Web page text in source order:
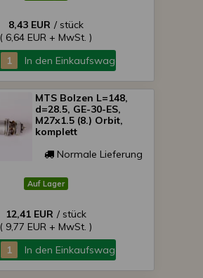
8,43 EUR / stück
( 6,64 EUR + MwSt. )
In den Einkaufswagen
MTS Bolzen L=148,
d=28.5, GE-30-ES,
M27x1.5 (8.) Orbit,
komplett
Normale Lieferung
Auf Lager
12,41 EUR / stück
( 9,77 EUR + MwSt. )
In den Einkaufswagen